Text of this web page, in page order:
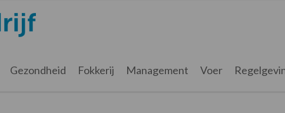
Gezondheid Fokkerij Management Voer